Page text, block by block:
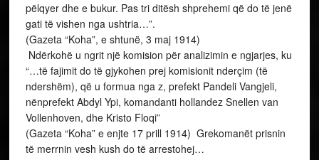
pëlqyer dhe e bukur. Pas tri ditësh shprehemi që do të jenë
gati të vishen nga ushtria…”.
(Gazeta “Koha”, e shtunë, 3 maj 1914)
Ndërkohë u ngrit një komision për analizimin e ngjarjes, ku
“…të fajimit do të gjykohen prej komisionit nderçim (të
ndershëm), që u formua nga z, prefekt Pandeli Vangjeli,
nënprefekt Abdyl Ypi, komandanti hollandez Snellen van
Vollenhoven, dhe Kristo Floqi”
(Gazeta “Koha” e enjte 17 prill 1914) Grekomanët prisnin
të merrnin vesh kush do të arrestohej…